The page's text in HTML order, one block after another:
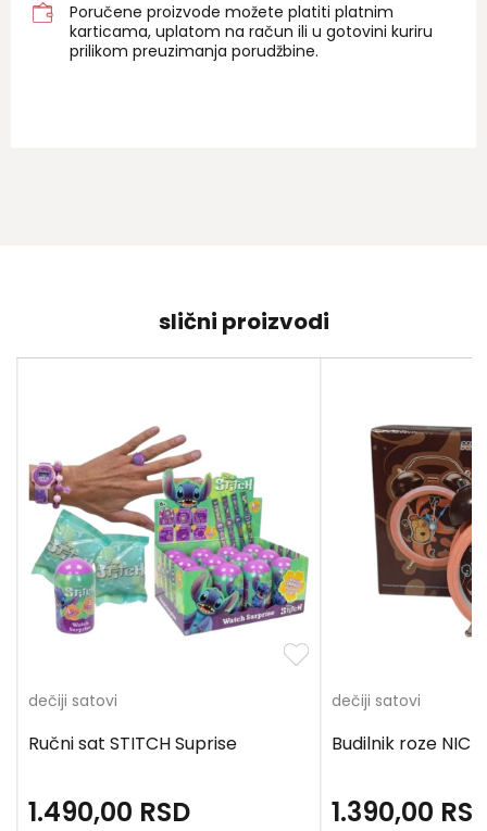
Poručene proizvode možete platiti platnim
karticama, uplatom na račun ili u gotovini kuriru
prilikom preuzimanja porudžbine.
slični proizvodi
dečiji satovi
Ručni sat STITCH Suprise
1.490,00 RSD
dečiji satovi
Budilnik roze NICI
1.390,00